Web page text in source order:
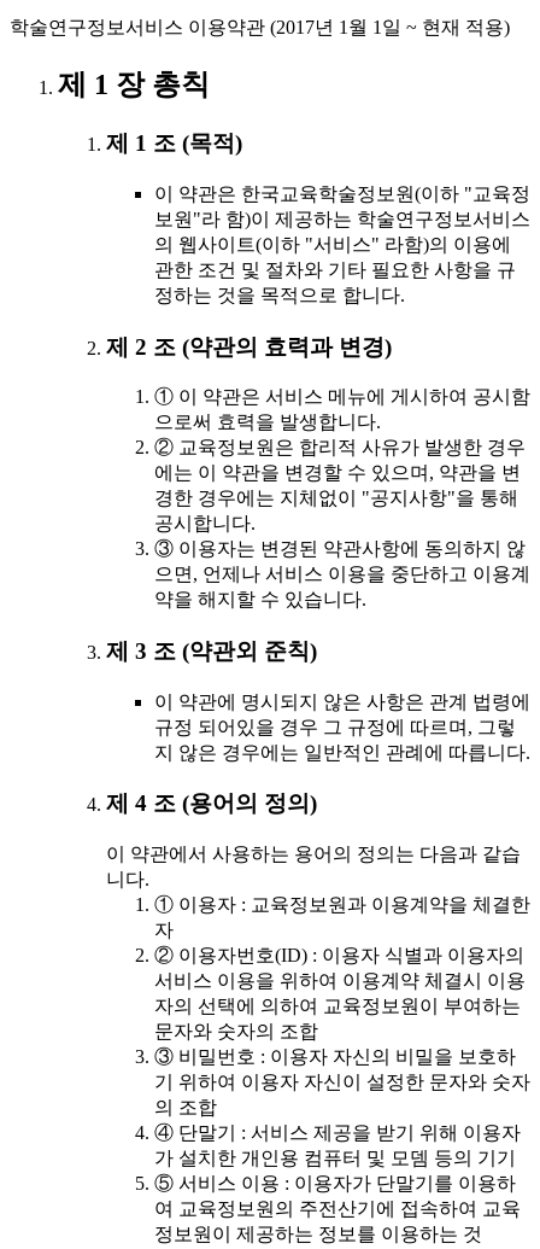
학술연구정보서비스 이용약관 (2017년 1월 1일 ~ 현재 적용)
제 1 장 총칙
제 1 조 (목적)
이 약관은 한국교육학술정보원(이하 "교육정
보원"라 함)이 제공하는 학술연구정보서비스
의 웹사이트(이하 "서비스" 라함)의 이용에
관한 조건 및 절차와 기타 필요한 사항을 규
정하는 것을 목적으로 합니다.
제 2 조 (약관의 효력과 변경)
① 이 약관은 서비스 메뉴에 게시하여 공시함
으로써 효력을 발생합니다.
② 교육정보원은 합리적 사유가 발생한 경우
에는 이 약관을 변경할 수 있으며, 약관을 변
경한 경우에는 지체없이 "공지사항"을 통해
공시합니다.
③ 이용자는 변경된 약관사항에 동의하지 않
으면, 언제나 서비스 이용을 중단하고 이용계
약을 해지할 수 있습니다.
제 3 조 (약관외 준칙)
이 약관에 명시되지 않은 사항은 관계 법령에
규정 되어있을 경우 그 규정에 따르며, 그렇
지 않은 경우에는 일반적인 관례에 따릅니다.
제 4 조 (용어의 정의)
이 약관에서 사용하는 용어의 정의는 다음과 같습
니다.
① 이용자 : 교육정보원과 이용계약을 체결한
자
② 이용자번호(ID) : 이용자 식별과 이용자의
서비스 이용을 위하여 이용계약 체결시 이용
자의 선택에 의하여 교육정보원이 부여하는
문자와 숫자의 조합
③ 비밀번호 : 이용자 자신의 비밀을 보호하
기 위하여 이용자 자신이 설정한 문자와 숫자
의 조합
④ 단말기 : 서비스 제공을 받기 위해 이용자
가 설치한 개인용 컴퓨터 및 모뎀 등의 기기
⑤ 서비스 이용 : 이용자가 단말기를 이용하
여 교육정보원의 주전산기에 접속하여 교육
정보원이 제공하는 정보를 이용하는 것